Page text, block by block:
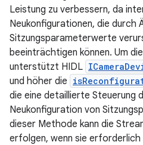
Leistung zu verbessern, da
Neukonfigurationen, die durch
Sitzungsparameterwerte
beeinträchtigen können. Um
unterstützt HIDL
und höher die
die eine detaillierte Steuerung
Neukonfiguration von
dieser Methode kann die
erfolgen, wenn sie erforderlich